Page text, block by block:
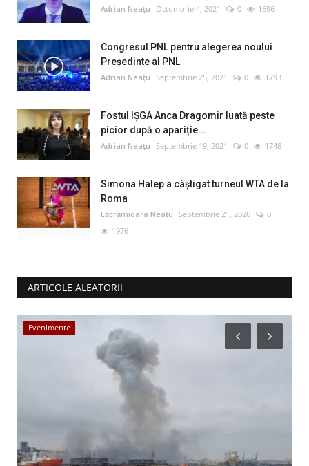
Adrian Neațu Octombrie 4, 2021 0 1696
Congresul PNL pentru alegerea noului
Preşedinte al PNL
Adrian Neațu Septembrie 25, 2021 0 1793
Fostul IȘGA Anca Dragomir luată peste
picior după o apariție...
Adrian Neațu Septembrie 19, 2021 0 1748
Simona Halep a câştigat turneul WTA de la
Roma
Lăcrămioara Neațu Septembrie 21, 2020
0
1976
ARTICOLE ALEATORII
Evenimente